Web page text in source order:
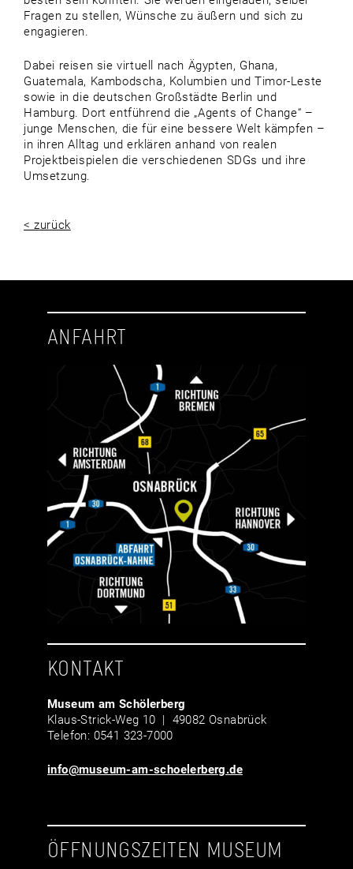
Fragen zu stellen, Wünsche zu äußern und sich zu
engagieren.
Dabei reisen sie virtuell nach Ägypten, Ghana,
Guatemala, Kambodscha, Kolumbien und Timor-Leste
sowie in die deutschen Großstädte Berlin und
Hamburg. Dort entführend die „Agents of Change“ –
junge Menschen, die für eine bessere Welt kämpfen –
in ihren Alltag und erklären anhand von realen
Projektbeispielen die verschiedenen SDGs und ihre
Umsetzung.
< zurück
ANFAHRT
KONTAKT
Museum am Schölerberg
Klaus-Strick-Weg 10 | 49082 Osnabrück
Telefon: 0541 323-7000
info@museum-am-schoelerberg.de
ÖFFNUNGSZEITEN MUSEUM